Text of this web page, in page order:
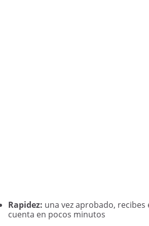
Rapidez: una vez aprobado,
cuenta en pocos minutos